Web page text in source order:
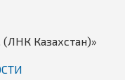
Казахстан)»